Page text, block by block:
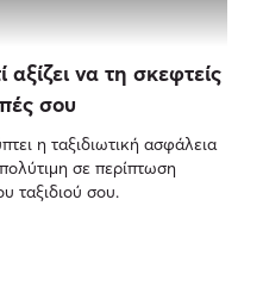
αξίζει να τη σκεφτείς
σου
η ταξιδιωτική ασφάλεια
σε περίπτωση
ταξιδιού σου.